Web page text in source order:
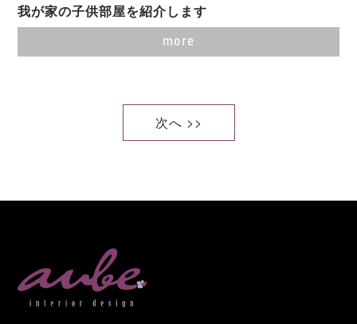
我が家の子供部屋を紹介します
more
次へ >>